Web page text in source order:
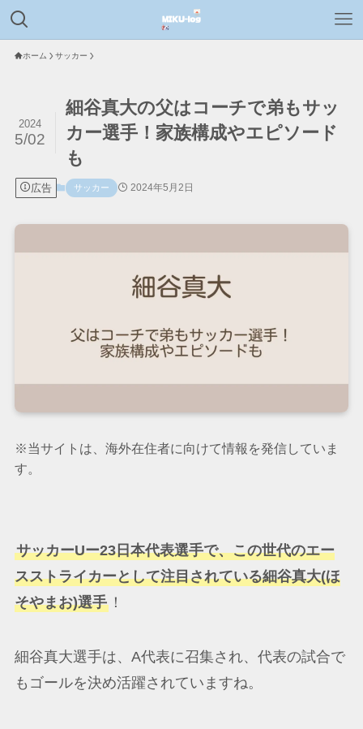
ホーム サッカー
細谷真大の父はコーチで弟もサッ
カー選手！家族構成やエピソード
も
2024
5/02
広告 サッカー 2024年5月2日
※当サイトは、海外在住者に向けて情報を発信していま
す。
サッカーUー23日本代表選手で、この世代のエー
スストライカーとして注目されている細谷真大(ほ
そやまお)選手！
細谷真大選手は、A代表に召集され、代表の試合で
もゴールを決め活躍されていますね。